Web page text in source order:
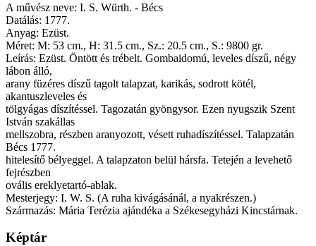
A művész neve: I. S. Würth. - Bécs
Datálás: 1777.
Anyag: Ezüst.
Méret: M: 53 cm., H: 31.5 cm., Sz.: 20.5 cm., S.: 9800 gr.
Leírás: Ezüst. Öntött és trébelt. Gombaidomú, leveles díszű, négy
lábon álló,
arany füzéres díszű tagolt talapzat, karikás, sodrott kötél,
akantuszleveles és
tölgyágas díszítéssel. Tagozatán gyöngysor. Ezen nyugszik Szent
István szakállas
mellszobra, részben aranyozott, vésett ruhadíszítéssel. Talapzatán
Bécs 1777.
hitelesítő bélyeggel. A talapzaton belül hársfa. Tetején a levehető
fejrészben
ovális ereklyetartó-ablak.
Mesterjegy: I. W. S. (A ruha kivágásánál, a nyakrészen.)
Származás: Mária Terézia ajándéka a Székesegyházi Kincstárnak.
Képtár